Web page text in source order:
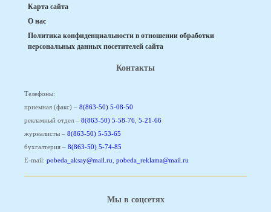
Карта сайта
О нас
Политика конфиденциальности в отношении обработки
персональных данных посетителей сайта
Контакты
Телефоны:
приемная (факс) – 8(863-50) 5-08-50
рекламный отдел – 8(863-50) 5-58-76 5-21-66
журналисты – 8(863-50) 5-53-65
бухгалтерия – 8(863-50) 5-74-85
E-mail: pobeda_aksay@mail.ru pobeda_reklama@mail.ru
Мы в соцсетях